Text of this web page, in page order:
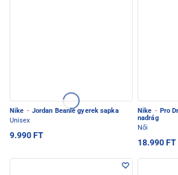
Nike · Jordan Beanie gyerek sapka
Unisex
9.990 FT
Nike · Pro
nadrág
Női
18.990 FT